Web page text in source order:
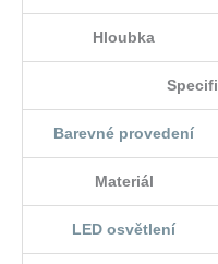
Hloubka
Barevné provedení
Materiál
LED osvětlení